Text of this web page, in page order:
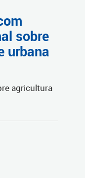
sobre
urbana